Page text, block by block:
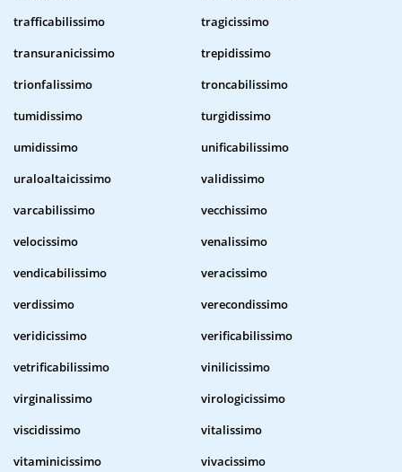
trafficabilissimo
tragicissimo
transuranicissimo
trepidissimo
trionfalissimo
troncabilissimo
tumidissimo
turgidissimo
umidissimo
unificabilissimo
uraloaltaicissimo
validissimo
varcabilissimo
vecchissimo
velocissimo
venalissimo
vendicabilissimo
veracissimo
verdissimo
verecondissimo
veridicissimo
verificabilissimo
vetrificabilissimo
vinilicissimo
virginalissimo
virologicissimo
viscidissimo
vitalissimo
vitaminicissimo
vivacissimo